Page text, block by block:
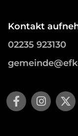
Kontakt
02235 923130